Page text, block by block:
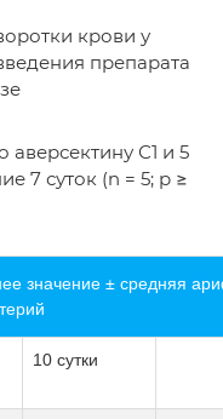
крови у
препарата
аверсектину С1 и 5
7 суток (n = 5; р ≥
значение ± средняя
10 сутки